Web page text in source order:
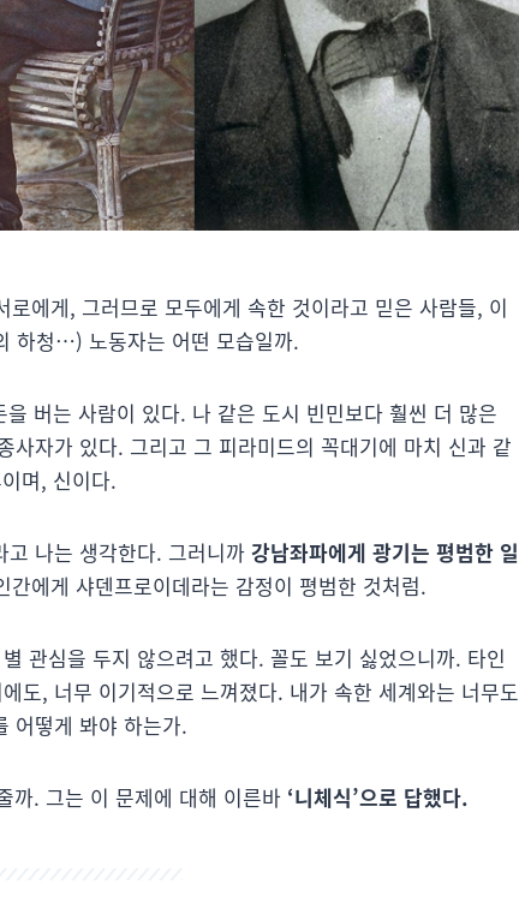
에게, 그러므로 모두에게 속한 것이라고 믿은 사람들, 이
하청…) 노동자는 어떤 모습일까.
버는 사람이 있다. 나 같은 도시 빈민보다 훨씬 더 많은
자가 있다. 그리고 그 피라미드의 꼭대기에 마치 신과 같
며, 신이다.
고 나는 생각한다. 그러니까 강남좌파에게 광기는 평범한 일
간에게 샤덴프로이데라는 감정이 평범한 것처럼.
관심을 두지 않으려고 했다. 꼴도 보기 싫었으니까. 타인
도, 너무 이기적으로 느껴졌다. 내가 속한 세계와는 너무도
어떻게 봐야 하는가.
까. 그는 이 문제에 대해 이른바 ‘니체식’으로 답했다.